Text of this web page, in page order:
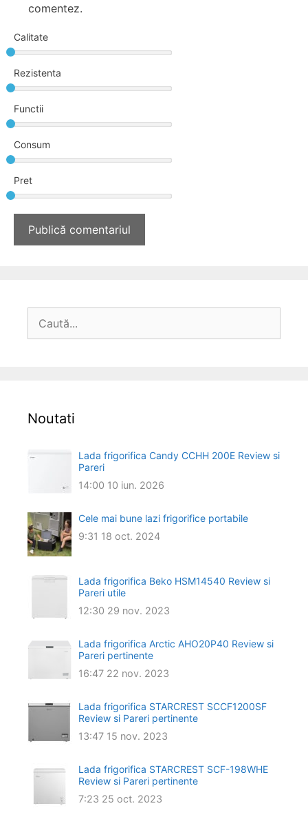
comentez.
Calitate
Rezistenta
Functii
Consum
Pret
după:
Noutati
Lada frigorifica Candy CCHH 200E Review si
Pareri
14:00 10 iun. 2026
Cele mai bune lazi frigorifice portabile
9:31 18 oct. 2024
Lada frigorifica Beko HSM14540 Review si
Pareri utile
12:30 29 nov. 2023
Lada frigorifica Arctic AHO20P40 Review si
Pareri pertinente
16:47 22 nov. 2023
Lada frigorifica STARCREST SCCF1200SF
Review si Pareri pertinente
13:47 15 nov. 2023
Lada frigorifica STARCREST SCF-198WHE
Review si Pareri pertinente
7:23 25 oct. 2023